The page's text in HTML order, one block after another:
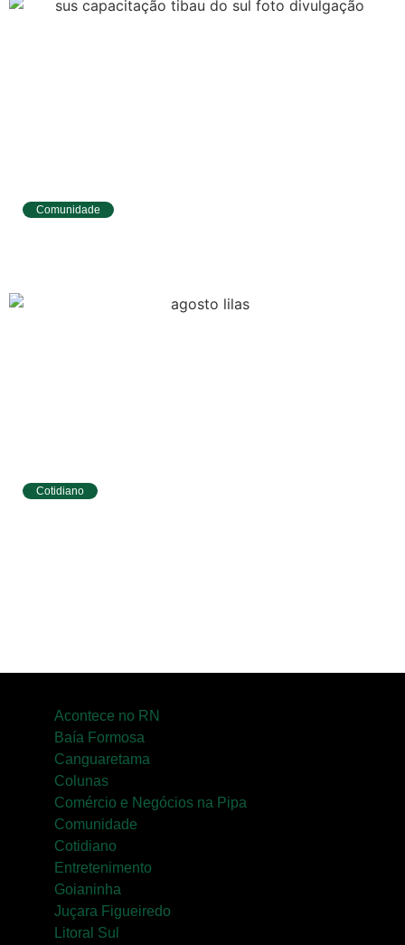
Comunidade
Cotidiano
Acontece no RN
Baía Formosa
Canguaretama
Colunas
Comércio e Negócios na Pipa
Comunidade
Cotidiano
Entretenimento
Goianinha
Juçara Figueiredo
Litoral Sul